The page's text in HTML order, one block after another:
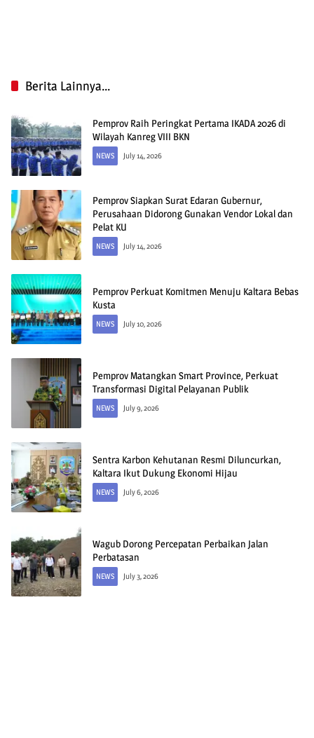
Berita Lainnya...
Pemprov Raih Peringkat Pertama IKADA 2026 di
Wilayah Kanreg VIII BKN
NEWS July 14, 2026
Pemprov Siapkan Surat Edaran Gubernur,
Perusahaan Didorong Gunakan Vendor Lokal dan
Pelat KU
NEWS July 14, 2026
Pemprov Perkuat Komitmen Menuju Kaltara Bebas
Kusta
NEWS July 10, 2026
Pemprov Matangkan Smart Province, Perkuat
Transformasi Digital Pelayanan Publik
NEWS July 9, 2026
Sentra Karbon Kehutanan Resmi Diluncurkan,
Kaltara Ikut Dukung Ekonomi Hijau
NEWS July 6, 2026
Wagub Dorong Percepatan Perbaikan Jalan
Perbatasan
NEWS July 3, 2026